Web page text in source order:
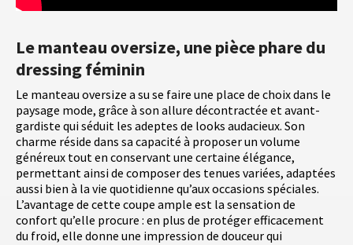
Le manteau oversize, une pièce phare du
dressing féminin
Le manteau oversize a su se faire une place de choix dans le
paysage mode, grâce à son allure décontractée et avant-
gardiste qui séduit les adeptes de looks audacieux. Son
charme réside dans sa capacité à proposer un volume
généreux tout en conservant une certaine élégance,
permettant ainsi de composer des tenues variées, adaptées
aussi bien à la vie quotidienne qu’aux occasions spéciales.
L’avantage de cette coupe ample est la sensation de
confort qu’elle procure : en plus de protéger efficacement
du froid, elle donne une impression de douceur qui